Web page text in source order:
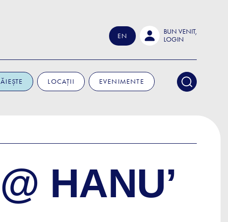
EN
BUN VENIT,
LOGIN
LOCAȚII EVENIMENTE
HANU’